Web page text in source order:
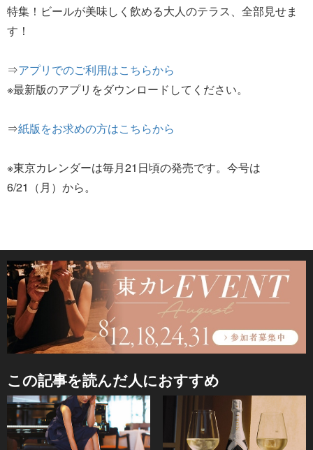
特集！ビールが美味しく飲める大人のテラス、全部見せま
す！
⇒アプリでのご利用はこちらから
※最新版のアプリをダウンロードしてください。
⇒紙版をお求めの方はこちらから
※東京カレンダーは毎月21日頃の発売です。今号は
6/21（月）から。
この記事を読んだ人におすすめ